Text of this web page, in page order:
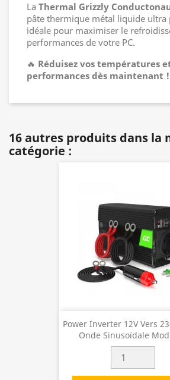
La Thermal Grizzly
pâte thermique métal liquide ultra
idéale pour maximiser le
performances de votre PC.
🔥 Réduisez vos températures
performances dès maintenant !
16 autres produits dans la
catégorie :
Power Inverter 12V Vers
Onde Sinusoïdale